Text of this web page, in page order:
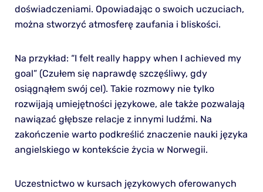
doświadczeniami. Opowiadając o swoich uczuciach,
można stworzyć atmosferę zaufania i bliskości.
Na przykład: “I felt really happy when I achieved my
goal” (Czułem się naprawdę szczęśliwy, gdy
osiągnąłem swój cel). Takie rozmowy nie tylko
rozwijają umiejętności językowe, ale także pozwalają
nawiązać głębsze relacje z innymi ludźmi. Na
zakończenie warto podkreślić znaczenie nauki języka
angielskiego w kontekście życia w Norwegii.
Uczestnictwo w kursach językowych oferowanych